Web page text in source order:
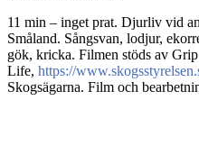
11 min – inget prat. Djurliv vid
Småland. Sångsvan, lodjur,
gök, kricka. Filmen stöds av
Life, https://
Skogsägarna. Film och